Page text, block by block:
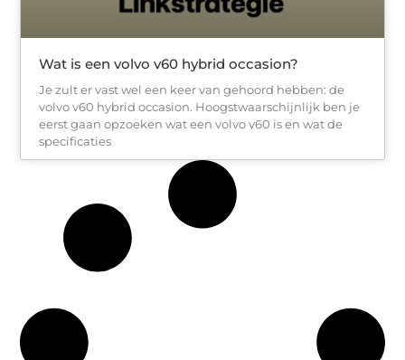
Wat is een volvo v60 hybrid occasion?
Je zult er vast wel een keer van gehoord hebben: de
volvo v60 hybrid occasion. Hoogstwaarschijnlijk ben je
eerst gaan opzoeken wat een volvo v60 is en wat de
specificaties